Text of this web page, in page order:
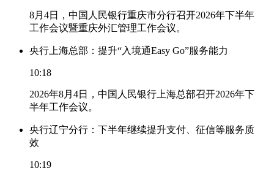
8月4日，中国人民银行重庆市分行召开2026年下半年
工作会议暨重庆外汇管理工作会议。
央行上海总部：提升“入境通Easy Go”服务能力
10:18
2026年8月4日，中国人民银行上海总部召开2026年下
半年工作会议。
央行辽宁分行：下半年继续提升支付、征信等服务质
效
10:19